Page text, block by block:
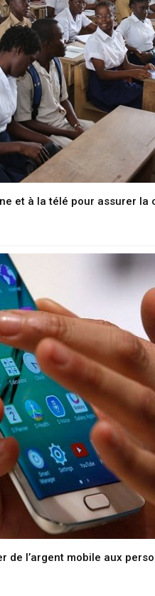
et à la télé pour assurer la
de l’argent mobile aux